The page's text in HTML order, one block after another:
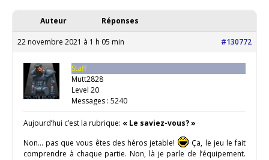
Auteur Réponses
22 novembre 2021 à 1 h 05 min #130772
Staff
Mutt2828
Level 20
Messages : 5240
Aujourd’hui c’est la rubrique: « Le saviez-vous? »
Non… pas que vous êtes des héros jetable!
Ça, le jeu le fait
comprendre à chaque partie. Non, là je parle de l’équipement.